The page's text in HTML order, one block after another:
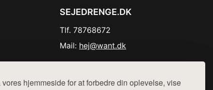
hjemmeside for at forbedre din oplevelse, vise
SEJEDRENGE.DK
Tlf. 78768672
Mail: hej@want.dk